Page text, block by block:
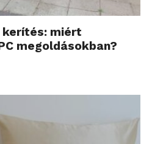
kerítés: miért
megoldásokban?